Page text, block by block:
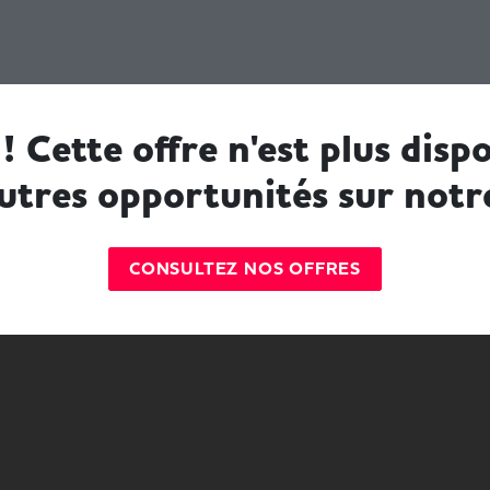
Cette offre n'est plus
opportunités sur
CONSULTEZ NOS OFFRES